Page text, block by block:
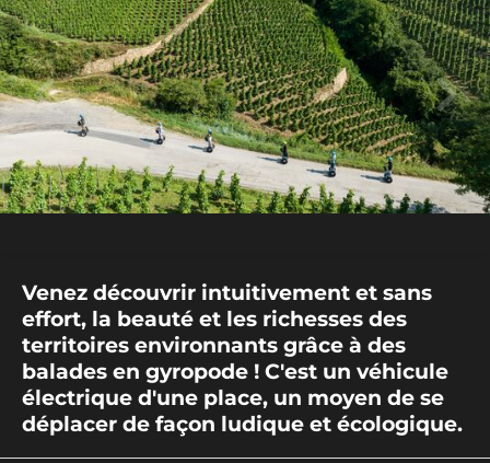
Venez découvrir intuitivement et sans
effort, la beauté et les richesses des
territoires environnants grâce à des
balades en gyropode ! C'est un véhicule
électrique d'une place, un moyen de se
déplacer de façon ludique et écologique.